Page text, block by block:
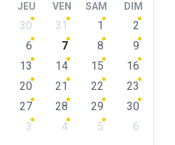
JEU VEN SAM DIM
30 31 1
2
6 7 8
9
13 14 15
16
20 21 22
23
27 28 29
30
3 4 5
6